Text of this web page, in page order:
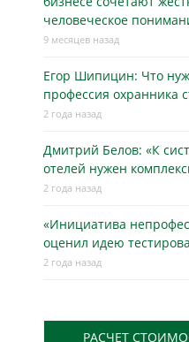
человеческое
9 месяцев назад
Егор Шипицин: Что
профессия охранника
2 года назад
Дмитрий Белов: «К
отелей нужен
2 года назад
«Инициатива
оценил идею
2 года назад
РАСЧЕТ